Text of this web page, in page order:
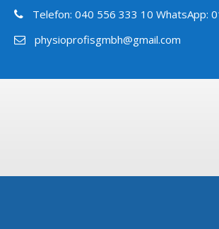
Telefon: 040 556 333 10 WhatsApp:
physioprofisgmbh@gmail.com